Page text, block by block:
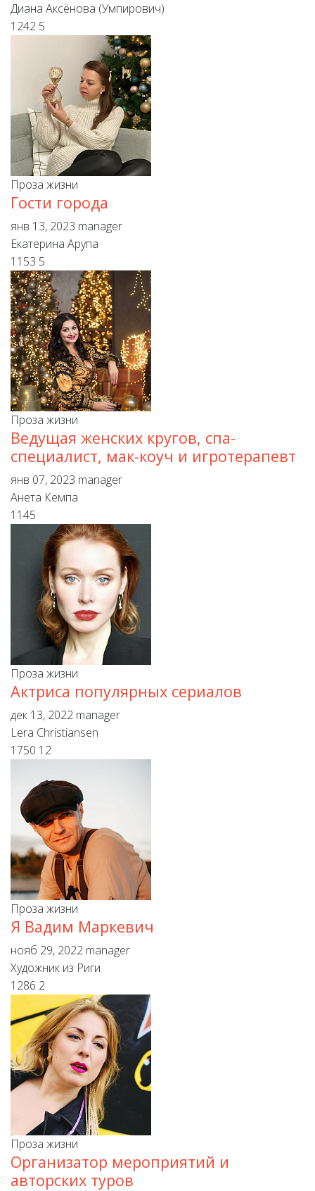
Диана Аксёнова (Умпирович)
1242 5
Проза жизни
Гости города
янв 13, 2023 manager
Екатерина Арупа
1153 5
Проза жизни
Ведущая женских кругов, спа-
специалист, мак-коуч и игротерапевт
янв 07, 2023 manager
Aнета Кемпа
1145
Проза жизни
Актриса популярных сериалов
дек 13, 2022 manager
Lera Christiansen
1750 12
Проза жизни
Я Вадим Маркевич
нояб 29, 2022 manager
Художник из Риги
1286 2
Проза жизни
Организатор мероприятий и
авторских туров